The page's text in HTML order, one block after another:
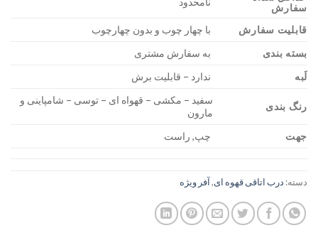
سفارش
قابلیت سفارش
با چهار چوب و بدون چهارچوب
بسته بندی
به سفارش مشتری
لَبه
ندارد – قابلیت برش
رنگ بندی
سفید – مکشی – قهواه ای – توسی – شامپاینی و
مارون
جهت
چپ, راست
دسته: درب اتاقی قهوه ای,آفر ویژه